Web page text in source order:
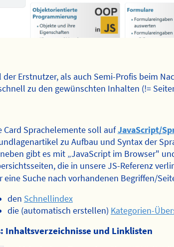
der Erstnutzer, als auch Semi-Profis beim
zu den gewünschten Inhalten (!=
Card Sprachelemente soll aufJavaScript/
zu Aufbau und Syntax der
gibt es mit „JavaScript im Browser"
die in unsere JS-Referenz
eine Suche nach vorhandenen Begriffen/
den Schnellindex
die (automatisch erstellen) Kategorien-
Inhaltsverzeichnisse und Linklisten